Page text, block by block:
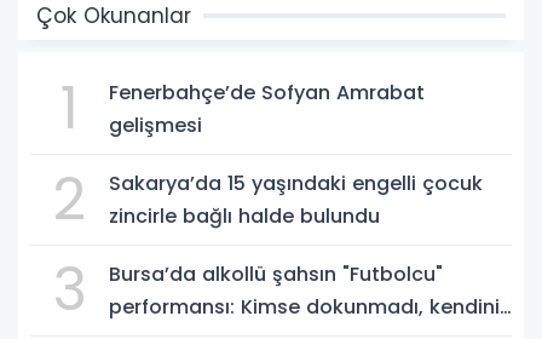
Çok Okunanlar
1
Fenerbahçe’de Sofyan Amrabat
gelişmesi
2
Sakarya’da 15 yaşındaki engelli çocuk
zincirle bağlı halde bulundu
3
Bursa’da alkollü şahsın "Futbolcu"
performansı: Kimse dokunmadı, kendini